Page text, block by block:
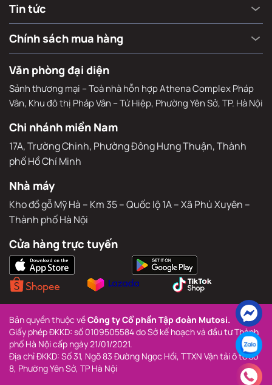
Tin tức
Chính sách mua hàng
Văn phòng đại diện
Sảnh thương mại – Toà nhà hỗn hợp Athena Complex Pháp
Vân, Khu đô thị Pháp Vân – Tứ Hiệp, Phường Yên Sở, TP. Hà Nội
Chi nhánh miền Nam
17A, Trường Chinh, Phường Đông Hưng Thuận, Thành
phố Hồ Chí Minh
Nhà máy
Kho đồ gỗ Mỹ Hà – Km 35 – Quốc lộ 1A – Xã Phú Xuyên –
Thành phố Hà Nội
Cửa hàng trực tuyến
Bản quyền thuộc về Công ty Cổ phần Tập đoàn Mutosi.
Giấy phép ĐKKD: số 0109505584 do Sở kế hoạch và đầu tư Thành
phố Hà Nội cấp ngày 21/01/2021.
Địa chỉ ĐKKD: Số 31, Ngõ 83 Đường Ngọc Hồi, TTXN Vận tải ô tô số
8, Phường Yên Sở, TP Hà Nội